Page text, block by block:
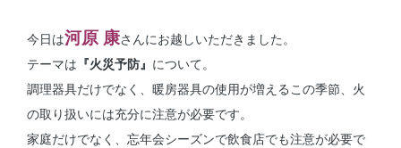
今日は河原 康さんにお越しいただきました。
テーマは 『火災予防』 について。
調理器具だけでなく、暖房器具の使用が増えるこの季節、火
の取り扱いには充分に注意が必要です。
家庭だけでなく、忘年会シーズンで飲食店でも注意が必要で